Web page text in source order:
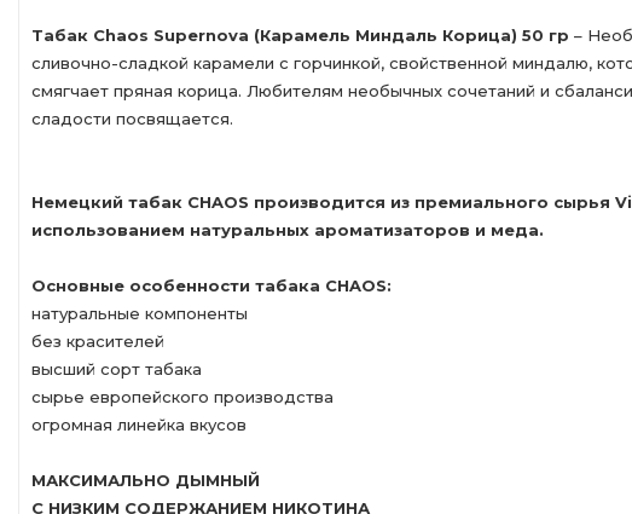
Табак Chaos Supernova (Карамель Миндаль Корица) 50 гр –
сливочно-сладкой карамели с горчинкой, свойственной миндалю,
смягчает пряная корица. Любителям необычных сочетаний и
сладости посвящается.
Немецкий табак СHAOS производится из премиального сырья
использованием натуральных ароматизаторов и меда.
Основные особенности табака СHAOS:
натуральные компоненты
без красителей
высший сорт табака
сырье европейского производства
огромная линейка вкусов
МАКСИМАЛЬНО ДЫМНЫЙ
С НИЗКИМ СОДЕРЖАНИЕМ НИКОТИНА